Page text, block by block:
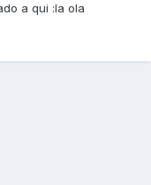
a qui :la ola